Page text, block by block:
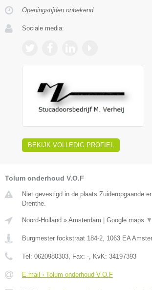
Openingstijden onbekend
Sociale media:
BEKIJK VOLLEDIG PROFIEL
Tolum onderhoud V.O.F
Niet gevestigd in de plaats Zuideropgaande
Drenthe.
Noord-Holland » Amsterdam Google maps ▼
Burgmester fockstraat 184-2, 1063 EA
Tel: 0620980303, Fax: -, KvK: 34197393
E-mail › Tolum onderhoud V.O.F